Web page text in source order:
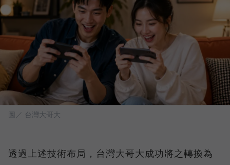
圖／ 台灣大哥大
透過上述技術布局，台灣大哥大成功將之轉換為